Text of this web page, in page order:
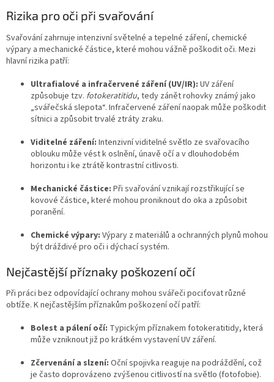
Rizika pro oči při svařování
Svařování zahrnuje intenzivní světelné a tepelné záření, chemické
výpary a mechanické částice, které mohou vážně poškodit oči. Mezi
hlavní rizika patří:
Ultrafialové a infračervené záření (UV/IR): UV záření
způsobuje tzv. fotokeratitidu, tedy zánět rohovky známý jako
„svářečská slepota“. Infračervené záření naopak může poškodit
sítnici a způsobit trvalé ztráty zraku.
Viditelné záření: Intenzivní viditelné světlo ze svařovacího
oblouku může vést k oslnění, únavě očí a v dlouhodobém
horizontu i ke ztrátě kontrastní citlivosti.
Mechanické částice: Při svařování vznikají rozstřikující se
kovové částice, které mohou proniknout do oka a způsobit
poranění.
Chemické výpary: Výpary z materiálů a ochranných plynů mohou
být dráždivé pro oči i dýchací systém.
Nejčastější příznaky poškození očí
Při práci bez odpovídající ochrany mohou svářeči pociťovat různé
obtíže. K nejčastějším příznakům poškození očí patří:
Bolest a pálení očí: Typickým příznakem fotokeratitidy, která
může vzniknout již po krátkém vystavení UV záření.
Zčervenání a slzení: Oční spojivka reaguje na podráždění, což
je často doprovázeno zvýšenou citlivostí na světlo (fotofobie).